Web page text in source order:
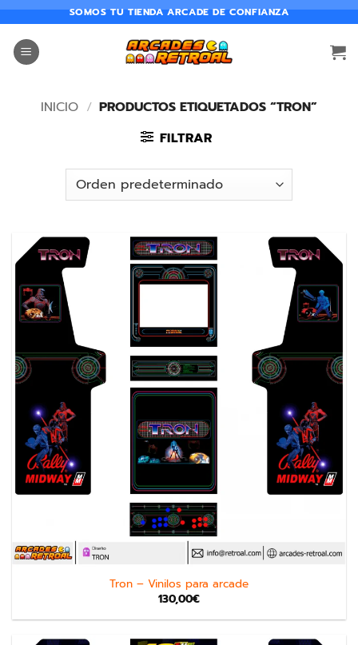
SOMOS TU TIENDA ARCADE DE CONFIANZA
INICIO / PRODUCTOS ETIQUETADOS “TRON”
FILTRAR
Tron – Vinilos para arcade
130,00€